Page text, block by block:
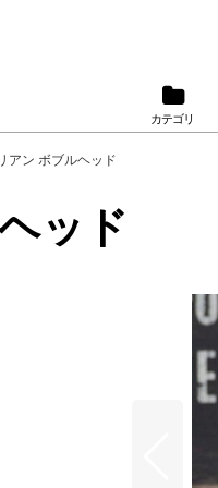
カテゴリ
アン ボブルヘッド
ッド